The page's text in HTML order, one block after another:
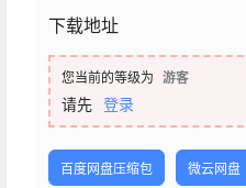
下载地址
您当前的等级为 游客
请先 登录
百度网盘压缩包 微云网盘